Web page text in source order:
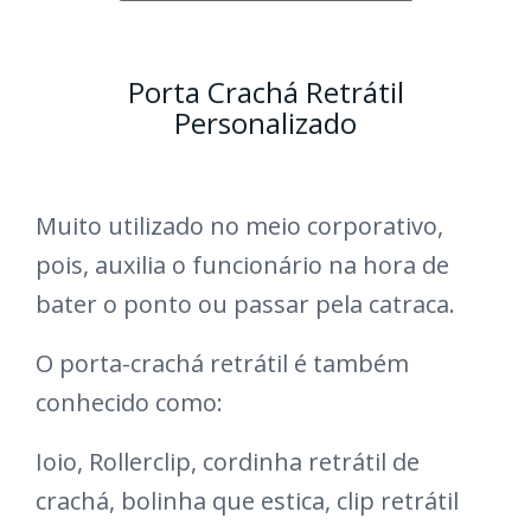
Porta Crachá Retrátil
Personalizado
Muito utilizado no meio corporativo,
pois, auxilia o funcionário na hora de
bater o ponto ou passar pela catraca.
O porta-crachá retrátil é também
conhecido como:
Ioio, Rollerclip, cordinha retrátil de
crachá, bolinha que estica, clip retrátil